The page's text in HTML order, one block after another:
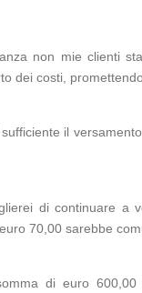
non mie clienti
dei costi,
il
di continuare a
70,00 sarebbe
di euro